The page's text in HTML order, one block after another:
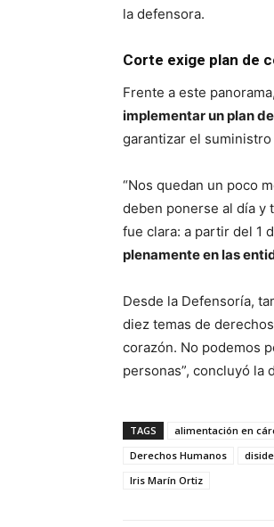
la defensora.
Corte exige plan de
Frente a este
implementar un plan
garantizar el
“Nos quedan un poco
deben ponerse al día y
fue clara: a partir del 1
plenamente en las
Desde la Defensoría,
diez temas de
corazón. No podemos
personas”, concluyó la
TAGS alimentación en
Derechos Humanos
Iris Marín Ortiz